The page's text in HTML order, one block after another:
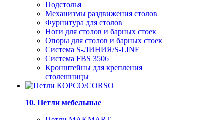
Подстолья
Механизмы раздвижения столов
Фурнитура для столов
Ноги для столов и барных стоек
Опоры для столов и барных стоек
Система S-ЛИНИЯ/S-LINE
Система FBS 3506
Кронштейны для крепления
столешницы
10. Петли мебельные